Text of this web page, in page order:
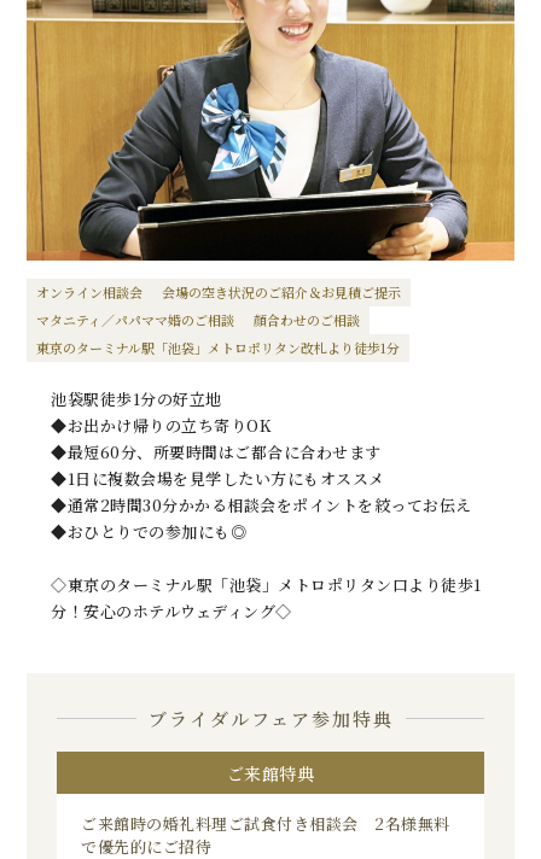
オンライン相談会
会場の空き状況のご紹介＆お見積ご提示
マタニティ／パパママ婚のご相談
顔合わせのご相談
東京のターミナル駅「池袋」メトロポリタン改札より徒歩1分
池袋駅徒歩1分の好立地
◆お出かけ帰りの立ち寄りOK
◆最短60分、所要時間はご都合に合わせます
◆1日に複数会場を見学したい方にもオススメ
◆通常2時間30分かかる相談会をポイントを絞ってお伝え
◆おひとりでの参加にも◎
◇東京のターミナル駅「池袋」メトロポリタン口より徒歩1
分！安心のホテルウェディング◇
ブライダルフェア参加特典
ご来館特典
ご来館時の婚礼料理ご試食付き相談会 2名様無料
で優先的にご招待